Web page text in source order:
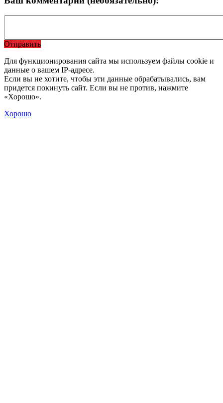
Отправить
Для функционирования сайта мы используем файлы cookie и
данные о вашем IP-адресе.
Если вы не хотите, чтобы эти данные обрабатывались, вам
придется покинуть сайт. Если вы не против, нажмите
«Хорошо».
Хорошо